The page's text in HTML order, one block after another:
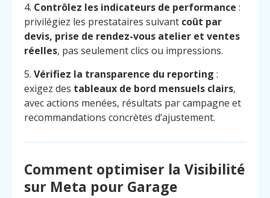
4. Contrôlez les indicateurs de performance :
privilégiez les prestataires suivant coût par
devis, prise de rendez-vous atelier et ventes
réelles, pas seulement clics ou impressions.
5. Vérifiez la transparence du reporting :
exigez des tableaux de bord mensuels clairs,
avec actions menées, résultats par campagne et
recommandations concrètes d’ajustement.
Comment optimiser la Visibilité
sur Meta pour Garage